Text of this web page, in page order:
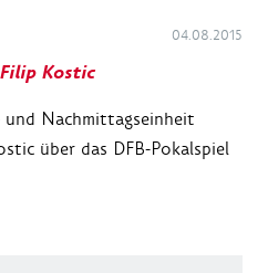
04.08.2015
Kostic
Nachmittagseinheit
über das DFB-Pokalspiel